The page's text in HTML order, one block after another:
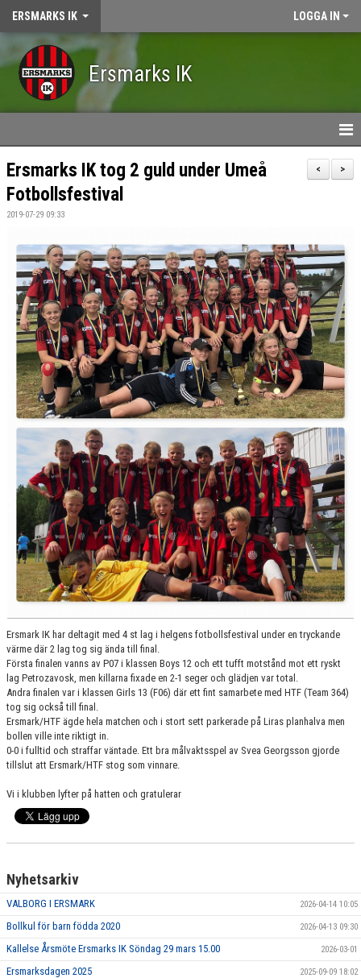
ERSMARKS IK LOGGA IN
Ersmarks IK
HEM
NYHETER
OM ERSMARKS IK
MEDLEMSKAP
VÅRA LAG/LEDARE
MATCHER
LÄNKAR
KONTAKT
DOKUMENT
RUTINER/POLICY
ORGANISATION
EKONOMI
VERKSAMHET
ANLÄGGNINGAR
UTBILDNING
ARBETSGRUPPER
>
<
Ersmarks IK tog 2 guld under Umeå
Fotbollsfestival
2019-07-29 09:33
Ersmark IK har deltagit med 4 st lag i helgens fotbollsfestival under en tryckande
värme där 2 lag tog sig ända till final.
Första finalen vanns av P07 i klassen Boys 12 och ett tufft motstånd mot ett ryskt
lag Petrozavosk, men killarna fixade en 2-1 seger och glädjen var total.
Andra finalen var i klassen Girls 13 (F06) där ett fint samarbete med HTF (Team 364)
tog sig också till final.
Ersmark/HTF ägde hela matchen och i stort sett parkerade på Liras planhalva men
bollen ville inte riktigt in.
0-0 i fulltid och straffar väntade. Ett bra målvaktsspel av Svea Georgsson gjorde
tillslut att Ersmark/HTF stog som vinnare.
Vi i klubben lyfter på hatten och gratulerar
Nyhetsarkiv
VALBORG I ERSMARK 2026-04-14 10:05
Bollkul för barn födda 2020 2026-04-13 09:30
Kallelse Årsmöte Ersmarks IK Söndag 29 mars 15.00 2026-03-01
Ersmarksdagen 2025 2025-09-09 18:02